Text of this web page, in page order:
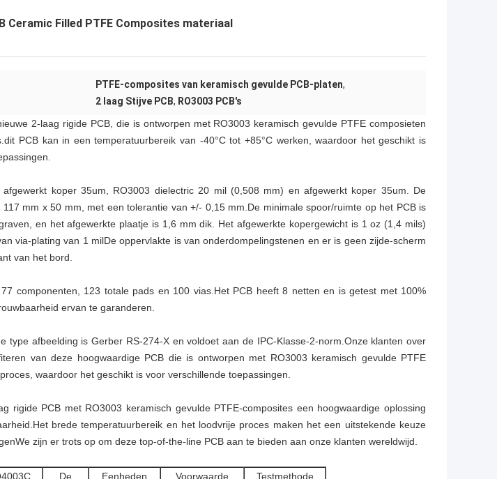
Ceramic Filled PTFE Composites materiaal
PTFE-composites van keramisch gevulde PCB-platen,
2 laag Stijve PCB, RO3003 PCB's
2-laag rigide PCB, die is ontworpen met RO3003 keramisch gevulde PTFE composieten
PCB kan in een temperatuurbereik van -40°C tot +85°C werken, waardoor het geschikt is
afgewerkt koper 35um, RO3003 dielectric 20 mil (0,508 mm) en afgewerkt koper 35um. De
mm x 50 mm, met een tolerantie van +/- 0,15 mm.De minimale spoor/ruimte op het PCB is
en het afgewerkte plaatje is 1,6 mm dik. Het afgewerkte kopergewicht is 1 oz (1,4 mils)
via-plating van 1 milDe oppervlakte is van onderdompelingstenen en er is geen zijde-scherm
van het bord.
componenten, 123 totale pads en 100 vias.Het PCB heeft 8 netten en is getest met 100%
ervan te garanderen.
type afbeelding is Gerber RS-274-X en voldoet aan de IPC-Klasse-2-norm.Onze klanten over
van deze hoogwaardige PCB die is ontworpen met RO3003 keramisch gevulde PTFE
waardoor het geschikt is voor verschillende toepassingen.
rigide PCB met RO3003 keramisch gevulde PTFE-composites een hoogwaardige oplossing
brede temperatuurbereik en het loodvrije proces maken het een uitstekende keuze
zijn er trots op om deze top-of-the-line PCB aan te bieden aan onze klanten wereldwijd.
De
Eenheden Voorwaarde Testmethode